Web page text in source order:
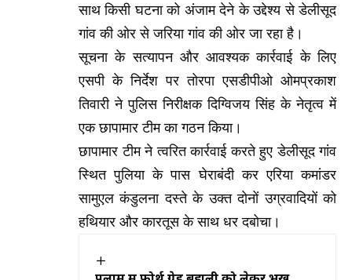
साथ किसी घटना को अंजाम देने के उद्देश्य से डेलीसूद
गांव की ओर से जरिया गांव की ओर जा रहा है।
सूचना के सत्यापन और आवश्यक कार्रवाई के लिए
एसपी के निर्देश पर तोरपा एसडीपीओ ओमप्रकाश
तिवारी ने पुलिस निरीक्षक दिग्विजय सिंह के नेतृत्व में
एक छापामार टीम का गठन किया।
छापामार टीम ने त्वरित कार्रवाई करते हुए डेलीसूद गांव
स्थित पुलिया के पास घेराबंदी कर एरिया कमांडर
सामुएल कंडुलना दस्ते के उक्त दोनों उग्रवादियों को
हथियार और कारतूस के साथ धर दबोचा।